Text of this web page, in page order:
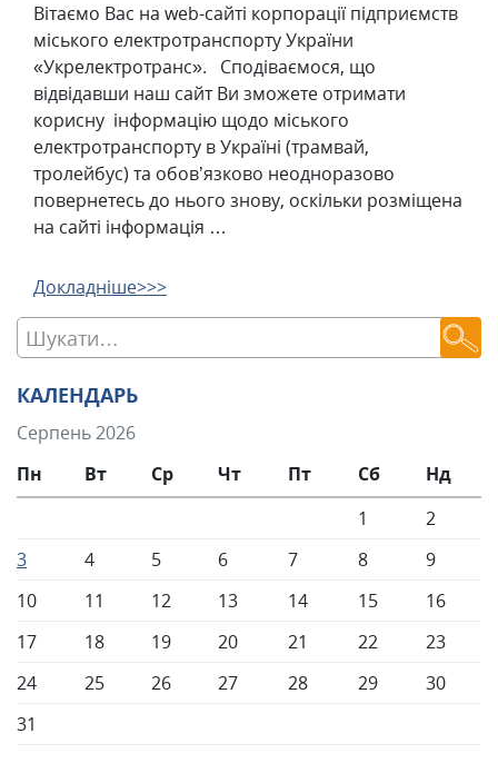
Вітаємо Вас на web-сайті корпорації підприємств
міського електротранспорту України
«Укрелектротранс». Сподіваємося, що
відвідавши наш сайт Ви зможете отримати
корисну інформацію щодо міського
електротранспорту в Україні (трамвай,
тролейбус) та обов’язково неодноразово
повернетесь до нього знову, оскільки розміщена
на сайті інформація …
Докладніше>>>
КАЛЕНДАРЬ
Серпень 2026
Пн
Вт Ср Чт Пт Сб
Нд
1
2
3
4 5 6 7 8
9
10
11 12 13 14 15
16
17
18 19 20 21 22
23
24
25 26 27 28 29
30
31